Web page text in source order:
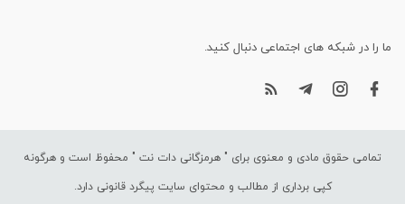
ما را در شبکه های اجتماعی دنبال کنید.
تمامی حقوق مادی و معنوی برای " هرمزگانی دات نت " محفوظ است و هرگونه
کپی برداری از مطالب و محتوای سایت پیگرد قانونی دارد.